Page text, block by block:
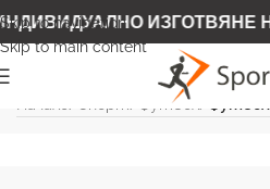
Skip to navigation
Skip to main content
ИЗГОТВЯНЕ
Футбол